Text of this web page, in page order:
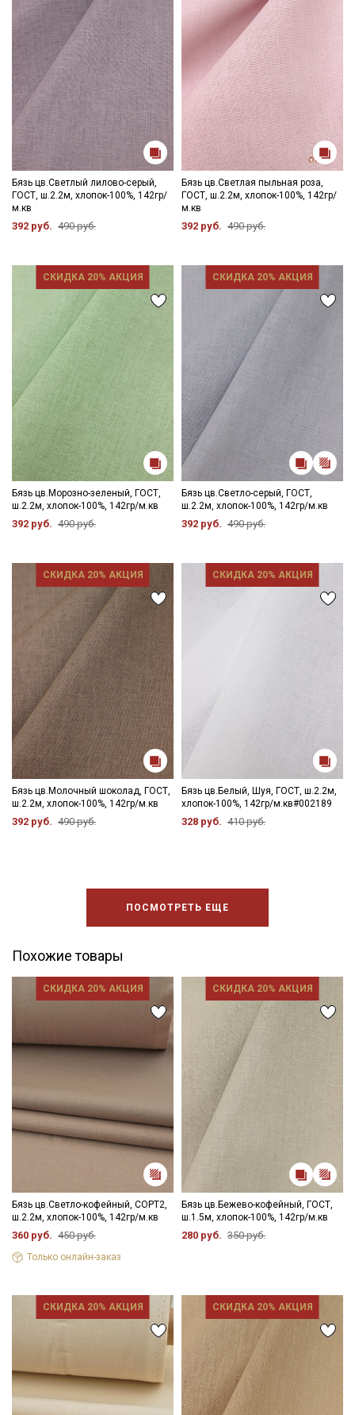
Бязь цв.Светлый лилово-серый,
ГОСТ, ш.2.2м, хлопок-100%, 142гр/
м.кв
392 руб. 490 руб.
Бязь цв.Светлая пыльная роза,
ГОСТ, ш.2.2м, хлопок-100%, 142гр/
м.кв
392 руб. 490 руб.
СКИДКА 20% АКЦИЯ
Бязь цв.Морозно-зеленый, ГОСТ,
ш.2.2м, хлопок-100%, 142гр/м.кв
392 руб. 490 руб.
СКИДКА 20% АКЦИЯ
Бязь цв.Светло-серый, ГОСТ,
ш.2.2м, хлопок-100%, 142гр/м.кв
392 руб. 490 руб.
СКИДКА 20% АКЦИЯ
Бязь цв.Молочный шоколад, ГОСТ,
ш.2.2м, хлопок-100%, 142гр/м.кв
392 руб. 490 руб.
СКИДКА 20% АКЦИЯ
Бязь цв.Белый, Шуя, ГОСТ, ш.2.2м,
хлопок-100%, 142гр/м.кв#002189
328 руб. 410 руб.
ПОСМОТРЕТЬ ЕЩЕ
Похожие товары
СКИДКА 20% АКЦИЯ
Бязь цв.Светло-кофейный, СОРТ2,
ш.2.2м, хлопок-100%, 142гр/м.кв
360 руб. 450 руб.
Только онлайн-заказ
СКИДКА 20% АКЦИЯ
Бязь цв.Бежево-кофейный, ГОСТ,
ш.1.5м, хлопок-100%, 142гр/м.кв
280 руб. 350 руб.
СКИДКА 20% АКЦИЯ СКИДКА 20% АКЦИЯ
Секретная рассылка от Купава
Мы публикуем здесь дополнительные
промокоды и скидки до 30% на узкие
категории тканей
Электронная почта
Подписаться
Ознакомлен(а) с Политикой обработки персональных
данных и даюСогласие на обработку персональных
Согласие на получение рекламных и
информационных рассылок